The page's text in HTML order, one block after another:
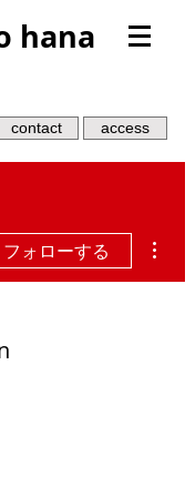
hana
contact access
フォローする